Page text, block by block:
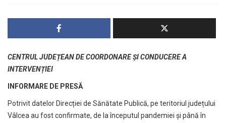
CENTRUL JUDEȚEAN DE COORDONARE ȘI CONDUCERE A
INTERVENȚIEI
INFORMARE DE PRESĂ
Potrivit datelor Direcției de Sănătate Publică, pe teritoriul județului
Vâlcea au fost confirmate, de la începutul pandemiei și până în